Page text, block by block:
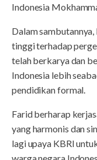
Indonesia
Dalam
tinggi terhadap
telah berkarya dan
Indonesia lebih
pendidikan formal.
Farid berharap
yang harmonis dan
lagi upaya KBRI
warga negara